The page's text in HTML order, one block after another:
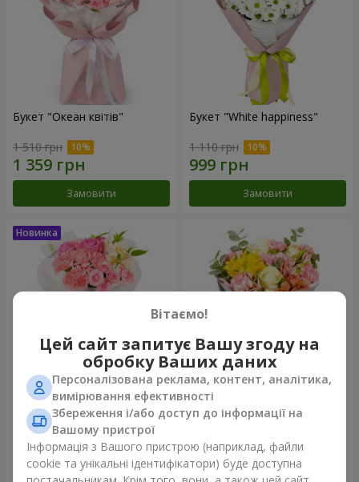
Букет "Океан квітів"
1 510 грн
Замовити
Букет "White happiness"
1 110 грн
Замовити
Букет "Рожевий зефір"
1 528 грн
Замовити
Букет "Дзінтарс"
Замовити
Вітаємо!
Цей сайт запитує Вашу згоду на
обробку Ваших даних
Персоналізована реклама, контент, аналітика,
вимірювання ефективності
Збереження і/або доступ до інформації на
Вашому пристрої
Інформація з Вашого пристрою (наприклад, файли
cookie та унікальні ідентифікатори) буде доступна